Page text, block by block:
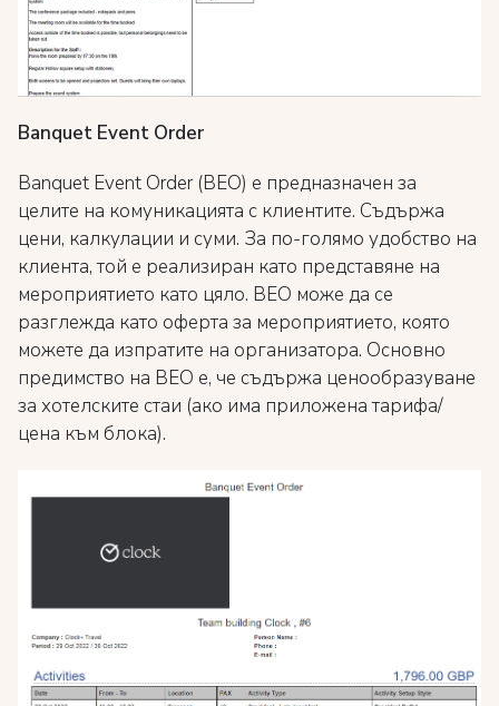
Banquet Event Order
Banquet Event Order (BEO) е предназначен за
целите на комуникацията с клиентите. Съдържа
цени, калкулации и суми. За по-голямо удобство на
клиента, той е реализиран като представяне на
мероприятието като цяло. BEO може да се
разглежда като оферта за мероприятието, която
можете да изпратите на организатора. Основно
предимство на BEO е, че съдържа ценообразуване
за хотелските стаи (ако има приложена тарифа/
цена към блока).